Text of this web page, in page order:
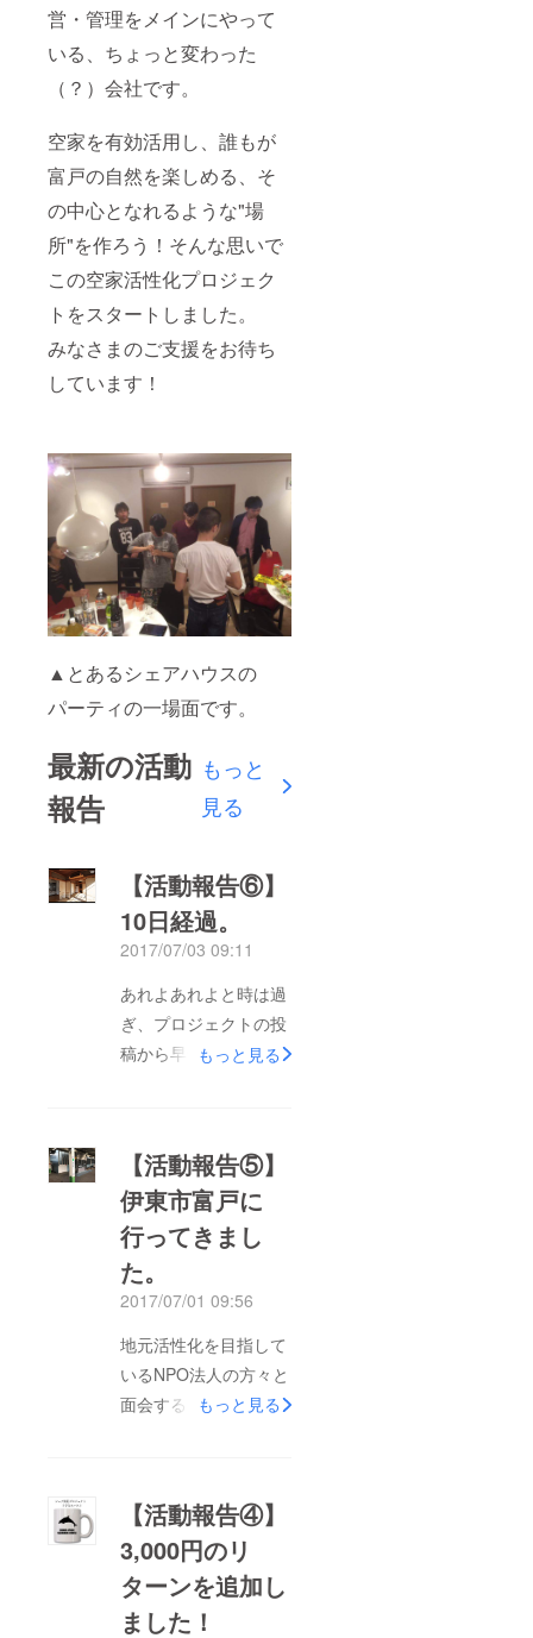
営・管理をメインにやって
いる、ちょっと変わった
（？）会社です。
空家を有効活用し、誰もが
富戸の自然を楽しめる、そ
の中心となれるような"場
所"を作ろう！そんな思いで
この空家活性化プロジェク
トをスタートしました。
みなさまのご支援をお待ち
しています！
▲とあるシェアハウスの
パーティの一場面です。
最新の活動
報告
もっと
見る
【活動報告⑥】
10日経過。
2017/07/03 09:11
あれよあれよと時は過
ぎ、プロジェクトの投
稿から早十日。プレス
NPO法人との面会な
ど、地道に支援を呼び
かけていますが、なか
なか思うように支援が
集まっておらず、苦戦
直なところです。 空
家を活かして地域を活
性化させるというのが
つの成功事例として、
われわれの考える
「シェア別荘」が成功
すれば各地で同様の取
り組みを広げていきた
もっと見る
【活動報告⑤】
伊東市富戸に
行ってきまし
た。
2017/07/01 09:56
地元活性化を目指して
いるNPO法人の方々と
面会するために富戸へ
かったかというと、経
費削減のためローカル
線を乗り継いでいった
からです。ちょうど藤
もっと見る
【活動報告④】
3,000円のリ
ターンを追加し
ました！